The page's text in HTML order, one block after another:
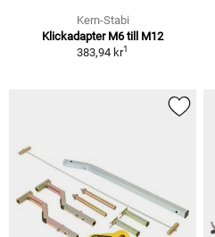
Kern-Stabi
Klickadapter M6 till M12
383,94 kr1